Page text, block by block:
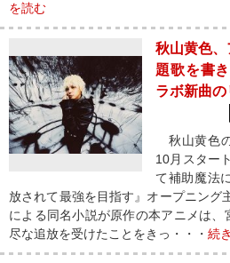
を読む
秋山黄色
題歌を書
ラボ新曲
秋山黄色
10月スター
て補助魔法
放されて最強を目指す』オープニン
による同名小説が原作の本アニメは
尽な追放を受けたことをきっ・・・ 続